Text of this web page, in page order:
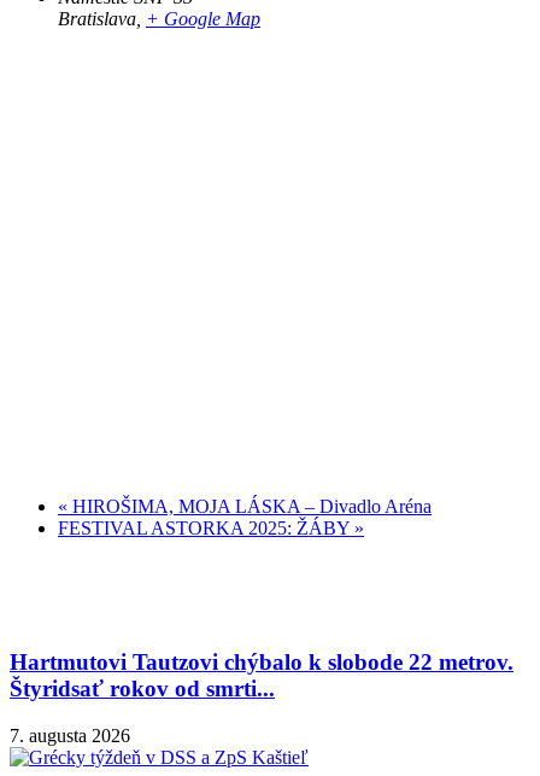
Bratislava + Google Map
« HIROŠIMA, MOJA LÁSKA – Divadlo Aréna
FESTIVAL ASTORKA 2025: ŽÁBY »
Hartmutovi Tautzovi chýbalo k slobode 22 metrov.
Štyridsať rokov od smrti...
7. augusta 2026